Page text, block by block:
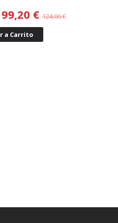
99,20 €124,00 €
a Carrito